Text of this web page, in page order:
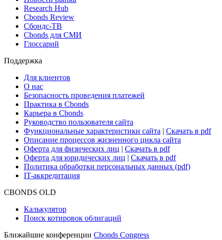
Research Hub
Cbonds Review
Сбондс-ТВ
Cbonds для СМИ
Глоссарий
Поддержка
Для клиентов
О нас
Безопасность проведения платежей
Практика в Cbonds
Карьера в Cbonds
Руководство пользователя сайта
Функциональные характеристики сайта | Скачать в pdf
Описание процессов жизненного цикла сайта
Оферта для физических лиц | Скачать в pdf
Оферта для юридических лиц | Скачать в pdf
Политика обработки персональных данных (pdf)
IT-аккредитация
CBONDS OLD
Калькулятор
Поиск котировок облигаций
Ближайшие конференции Cbonds Congress